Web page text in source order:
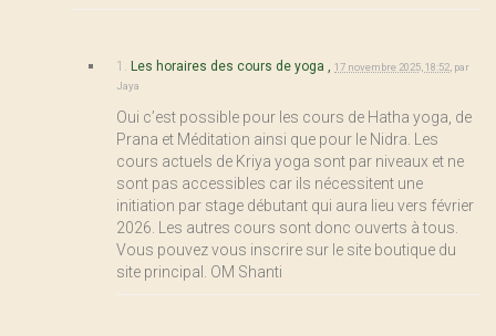
1. Les horaires des cours de yoga , 17 novembre 2025, 18:52 par
Jaya
Oui c’est possible pour les cours de Hatha yoga, de
Prana et Méditation ainsi que pour le Nidra. Les
cours actuels de Kriya yoga sont par niveaux et ne
sont pas accessibles car ils nécessitent une
initiation par stage débutant qui aura lieu vers février
2026. Les autres cours sont donc ouverts à tous.
Vous pouvez vous inscrire sur le site boutique du
site principal. OM Shanti